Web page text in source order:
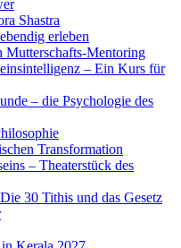
Shastra
erleben
Mutterschafts-Mentoring
– Ein Kurs für
– die Psychologie des
Transformation
– Theaterstück des
30 Tithis und das Gesetz